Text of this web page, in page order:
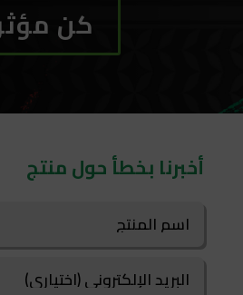
كن
أخبرنا بخطأ حول منتج